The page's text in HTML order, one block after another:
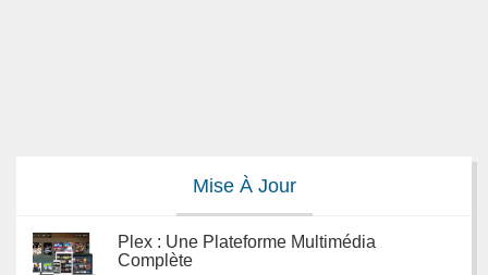
Mise À Jour
Plex : Une Plateforme Multimédia
Complète